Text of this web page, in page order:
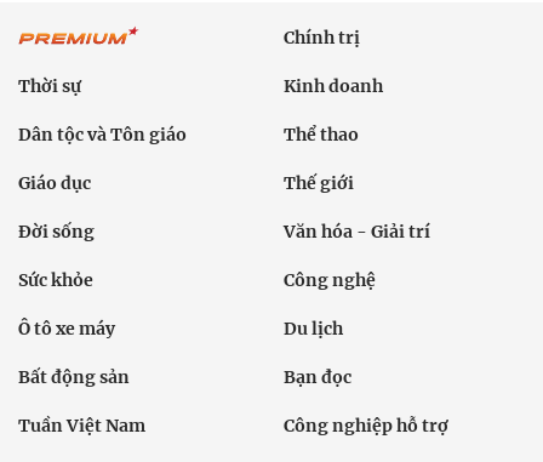
Chính trị
Thời sự Kinh doanh
Dân tộc và Tôn giáo Thể thao
Giáo dục Thế giới
Đời sống Văn hóa - Giải trí
Sức khỏe Công nghệ
Ô tô xe máy Du lịch
Bất động sản Bạn đọc
Tuần Việt Nam Công nghiệp hỗ trợ